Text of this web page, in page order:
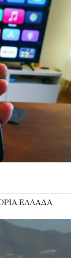
ΕΛΛΆΔΑ